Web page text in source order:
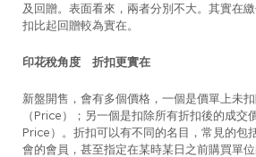
及回贈。表面看來，兩者分別不大。其實在
扣比起回贈較為實在。
印花稅角度 折扣更實在
新盤開售，會有多個價格，一個是價單上未
（Price）；另一個是扣除所有折扣後的成交
Price）。折扣可以有不同的名目，常見的包
會的會員，甚至指定在某時某日之前購買單